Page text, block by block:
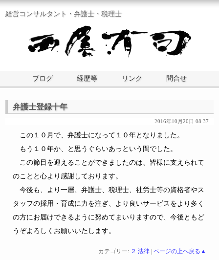
経営コンサルタント・弁護士・税理士
ブログ 経歴等 リンク 問合せ
弁護士登録十年
2016年10月20日 08:37
この１０月で、弁護士になって１０年となりました。
もう１０年か、と思うぐらいあっという間でした。
この節目を迎えることができましたのは、皆様に支えられて
のことと心より感謝しております。
今後も、より一層、弁護士、税理士、社労士等の資格者やス
タッフの採用・育成に力を注ぎ、より良いサービスをより多く
の方にお届けできるように努めてまいりますので、今後ともど
うぞよろしくお願いいたします。
カテゴリー: ２ 法律| ページの上へ戻る▲